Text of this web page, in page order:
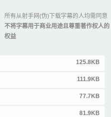
所有从射手网(伪)下载字幕的人均需同意
不将字幕用于商业用途且尊重著作权人的
权益
125.8KB
111.9KB
77.7KB
81.9KB